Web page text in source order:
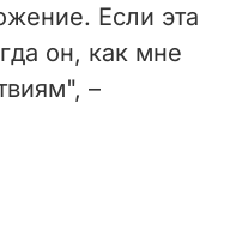
Если эта
он, как мне
–